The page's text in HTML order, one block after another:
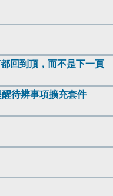
回到頂，而不是下一頁
待辨事項擴充套件